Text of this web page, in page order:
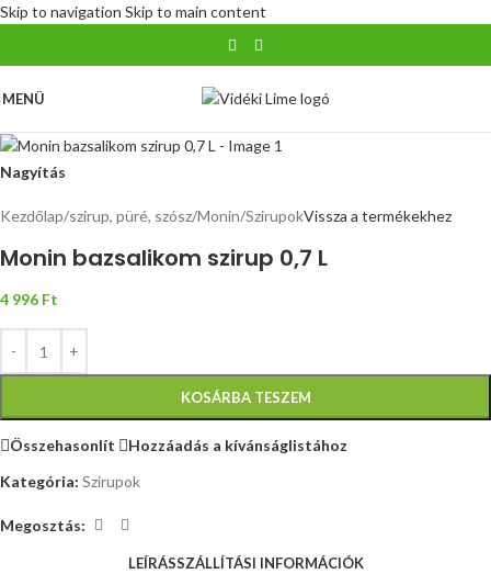
Skip to navigation Skip to main content
MENÜ
Nagyítás
Kezdőlap/szirup, püré, szósz/Monin/SzirupokVissza a termékekhez
Monin bazsalikom szirup 0,7 L
4 996 Ft
KOSÁRBA TESZEM
Összehasonlít
Hozzáadás a kívánságlistához
Kategória: Szirupok
Megosztás:
LEÍRÁSSZÁLLÍTÁSI INFORMÁCIÓK